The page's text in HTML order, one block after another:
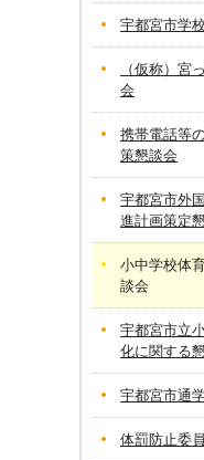
宇都宮市学
（仮称）宮
会
携帯電話等
策懇談会
宇都宮市外
進計画策定
小中学校体
談会
宇都宮市立
化に関する
宇都宮市通
体罰防止委